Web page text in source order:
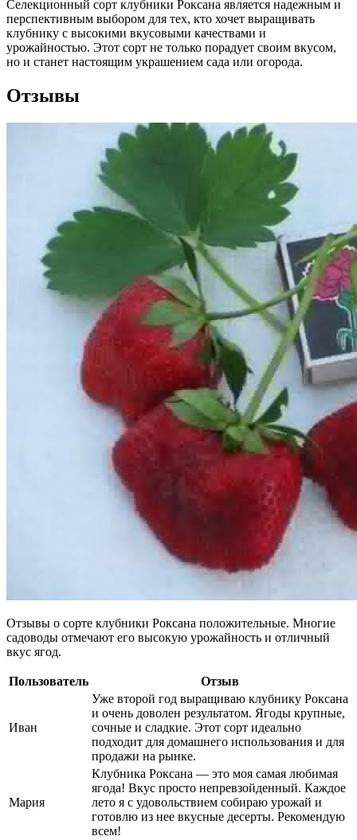
Селекционный сорт клубники Роксана является надежным и
перспективным выбором для тех, кто хочет выращивать
клубнику с высокими вкусовыми качествами и
урожайностью. Этот сорт не только порадует своим вкусом,
но и станет настоящим украшением сада или огорода.
Отзывы
Отзывы о сорте клубники Роксана положительные. Многие
садоводы отмечают его высокую урожайность и отличный
вкус ягод.
Пользователь Отзыв
Иван
Уже второй год выращиваю клубнику Роксана
и очень доволен результатом. Ягоды крупные,
сочные и сладкие. Этот сорт идеально
подходит для домашнего использования и для
продажи на рынке.
Мария
Клубника Роксана — это моя самая любимая
ягода! Вкус просто непревзойденный. Каждое
лето я с удовольствием собираю урожай и
готовлю из нее вкусные десерты. Рекомендую
всем!